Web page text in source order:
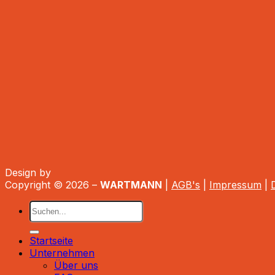
Design by
Copyright © 2026 – WARTMANN AGB's Impressum
Startseite
Unternehmen
Über uns